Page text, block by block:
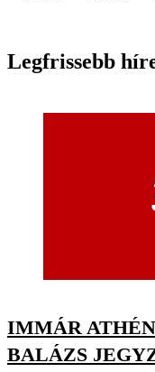
Legfrissebb
IMMÁR
BALÁZS